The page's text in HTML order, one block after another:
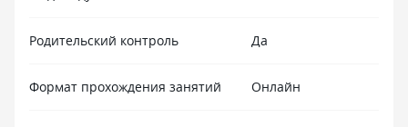
Родительский контроль Да
Формат прохождения занятий Онлайн